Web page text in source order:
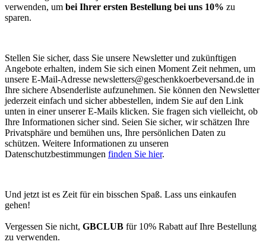
verwenden, um bei Ihrer ersten Bestellung bei uns 10% zu
sparen.
Stellen Sie sicher, dass Sie unsere Newsletter und zukünftigen
Angebote erhalten, indem Sie sich einen Moment Zeit nehmen, um
unsere E-Mail-Adresse newsletters@geschenkkoerbeversand.de in
Ihre sichere Absenderliste aufzunehmen. Sie können den Newsletter
jederzeit einfach und sicher abbestellen, indem Sie auf den Link
unten in einer unserer E-Mails klicken. Sie fragen sich vielleicht, ob
Ihre Informationen sicher sind. Seien Sie sicher, wir schätzen Ihre
Privatsphäre und bemühen uns, Ihre persönlichen Daten zu
schützen. Weitere Informationen zu unseren
Datenschutzbestimmungen finden Sie hier.
Und jetzt ist es Zeit für ein bisschen Spaß. Lass uns einkaufen
gehen!
Vergessen Sie nicht, GBCLUB für 10% Rabatt auf Ihre Bestellung
zu verwenden.